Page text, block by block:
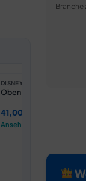
DISNEY STORE DE
Oben - Dug - Kuscheltier
41,00 €
Ansehen →
Branche